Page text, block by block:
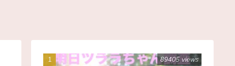
89405 views